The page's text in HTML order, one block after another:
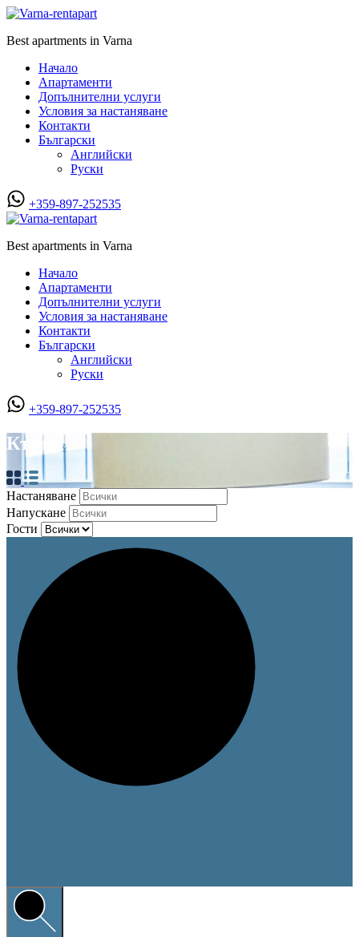
Best apartments in Varna
Начало
Апартаменти
Допълнителни услуги
Условия за настаняване
Контакти
Български
Английски
Руски
+359-897-252535
Best apartments in Varna
Начало
Апартаменти
Допълнителни услуги
Условия за настаняване
Контакти
Български
Английски
Руски
+359-897-252535
Кърпи
Настаняване
Напускане
Гости